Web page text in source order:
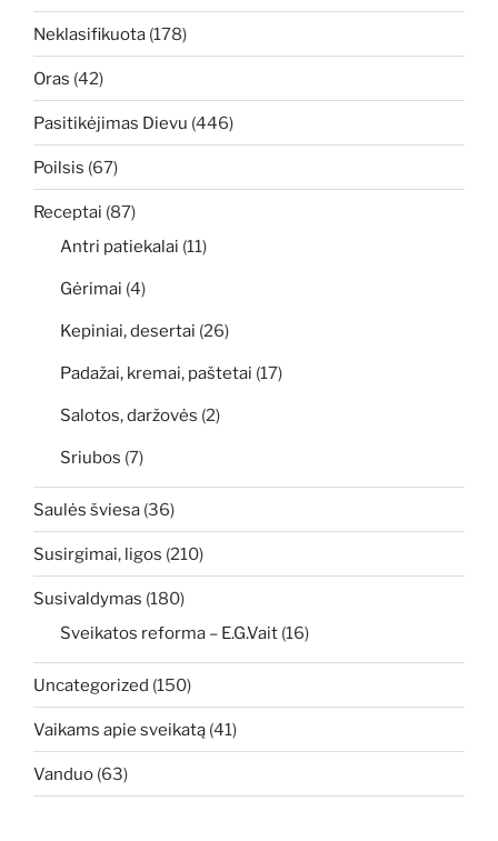
Neklasifikuota (178)
Oras (42)
Pasitikėjimas Dievu (446)
Poilsis (67)
Receptai (87)
Antri patiekalai (11)
Gėrimai (4)
Kepiniai, desertai (26)
Padažai, kremai, paštetai (17)
Salotos, daržovės (2)
Sriubos (7)
Saulės šviesa (36)
Susirgimai, ligos (210)
Susivaldymas (180)
Sveikatos reforma – E.G.Vait (16)
Uncategorized (150)
Vaikams apie sveikatą (41)
Vanduo (63)